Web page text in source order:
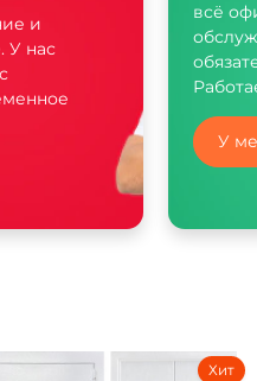
и
У нас
всё
У
Хит